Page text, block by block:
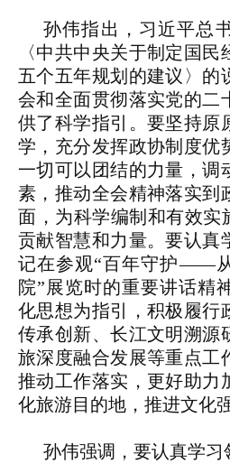
孙伟指出，习近平总
〈中共中央关于制定国
五个五年规划的建议〉的
会和全面贯彻落实党的二
供了科学指引。要坚持原
学，充分发挥政协制度优
一切可以团结的力量，调
素，推动全会精神落实到
面，为科学编制和有效实
贡献智慧和力量。要认真
记在参观“百年守护——
院”展览时的重要讲话精
化思想为指引，积极履行
传承创新、长江文明溯源
旅深度融合发展等重点工
推动工作落实，更好助力
化旅游目的地，推进文化
孙伟强调，要认真学